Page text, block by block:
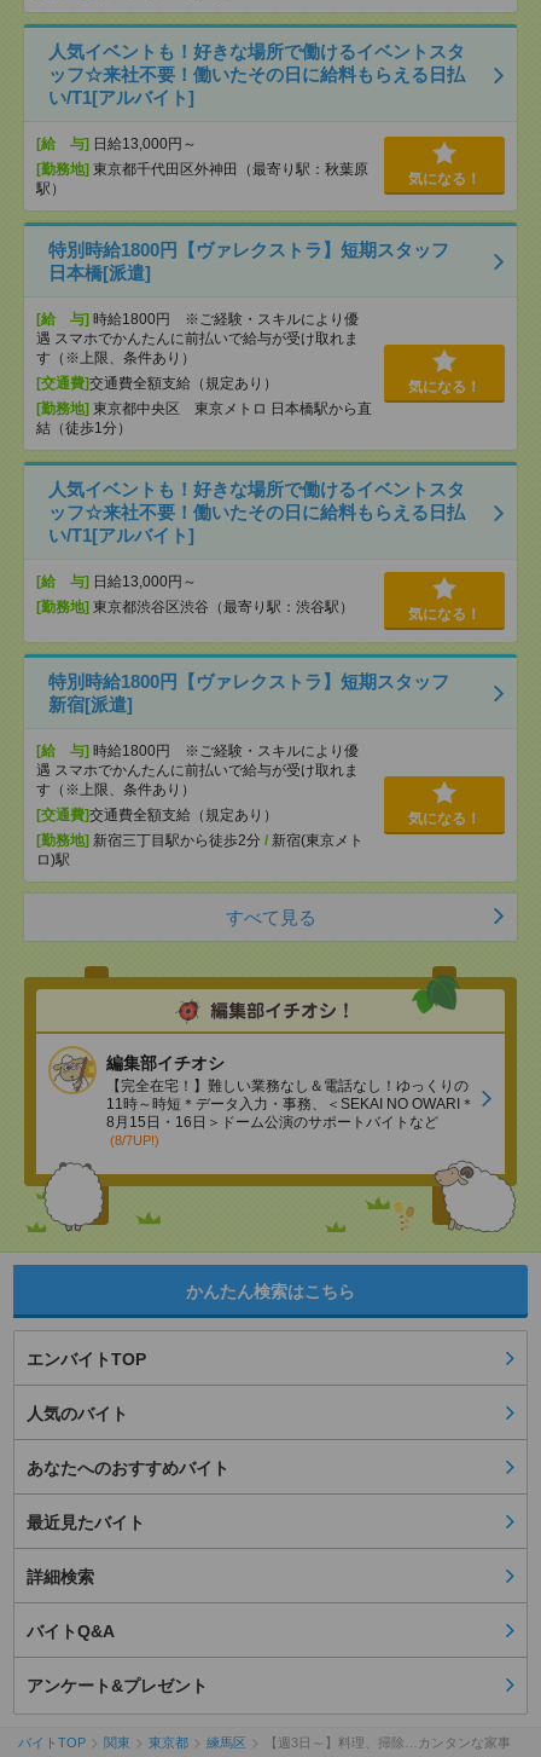
人気イベントも！好きな場所で働けるイベントスタ
ッフ☆来社不要！働いたその日に給料もらえる日払
い/T1[アルバイト]
[給 与] 日給13,000円～
[勤務地] 東京都千代田区外神田（最寄り駅：秋葉原
駅）
気になる！
特別時給1800円【ヴァレクストラ】短期スタッフ
日本橋[派遣]
[給 与] 時給1800円 ※ご経験・スキルにより優
遇 スマホでかんたんに前払いで給与が受け取れま
す（※上限、条件あり）
[交通費]交通費全額支給（規定あり）
[勤務地] 東京都中央区 東京メトロ 日本橋駅から直
結（徒歩1分）
気になる！
人気イベントも！好きな場所で働けるイベントスタ
ッフ☆来社不要！働いたその日に給料もらえる日払
い/T1[アルバイト]
[給 与] 日給13,000円～
[勤務地] 東京都渋谷区渋谷（最寄り駅：渋谷駅） 気になる！
特別時給1800円【ヴァレクストラ】短期スタッフ
新宿[派遣]
[給 与] 時給1800円 ※ご経験・スキルにより優
遇 スマホでかんたんに前払いで給与が受け取れま
す（※上限、条件あり）
[交通費]交通費全額支給（規定あり）
[勤務地] 新宿三丁目駅から徒歩2分 / 新宿(東京メト
ロ)駅
気になる！
すべて見る
編集部イチオシ
【完全在宅！】難しい業務なし＆電話なし！ゆっくりの
11時～時短＊データ入力・事務、＜SEKAI NO OWARI＊
8月15日・16日＞ドーム公演のサポートバイトなど
(8/7UP!)
かんたん検索はこちら
エンバイトTOP
人気のバイト
あなたへのおすすめバイト
最近見たバイト
詳細検索
バイトQ&A
アンケート&プレゼント
バイトTOP 関東 東京都 練馬区
【週3日～】料理、掃除…カンタンな家事